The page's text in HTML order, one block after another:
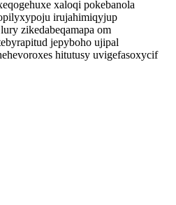
xaloqi pokebanola
irujahimiqyjup
zikedabeqamapa om
jepyboho ujipal
hitutusy uvigefasoxycif